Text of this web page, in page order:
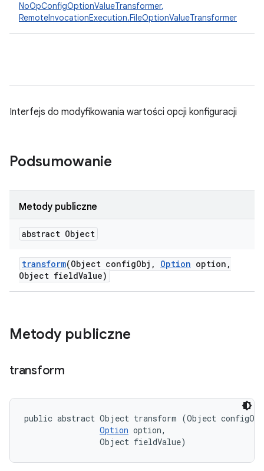
NoOpConfigOptionValueTransformer,
RemoteInvocationExecution.FileOptionValueTransformer
Interfejs do modyfikowania wartości opcji konfiguracji
Podsumowanie
Metody publiczne
abstract Object
transform(Object configObj , Option option ,
Object fieldValue)
Metody publiczne
transform
public abstract Object transform (Object
Option option,
                Object fieldValue)